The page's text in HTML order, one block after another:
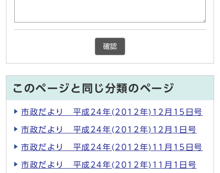
確認
このページと同じ分類のページ
市政だより 平成24年(2012年)12月15日号
市政だより 平成24年(2012年)12月1日号
市政だより 平成24年(2012年)11月15日号
市政だより 平成24年(2012年)11月1日号